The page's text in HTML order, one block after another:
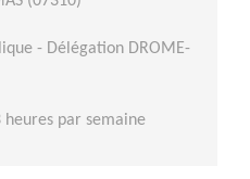
- Délégation DROME-
heures par semaine